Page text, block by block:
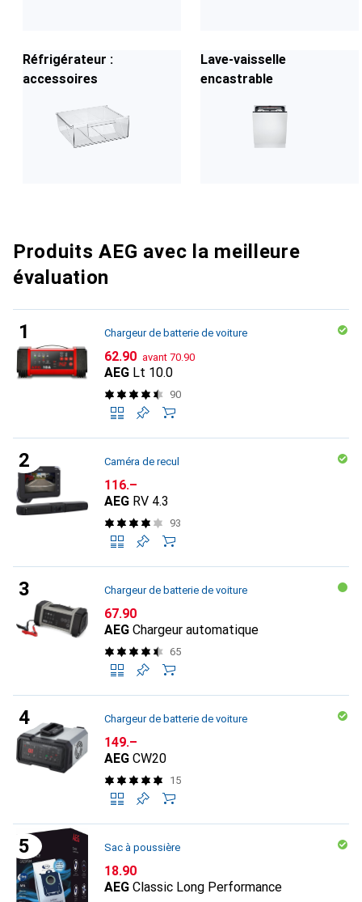
Réfrigérateur :
accessoires
Lave-vaisselle
encastrable
Produits AEG avec la meilleure
évaluation
Chargeur de batterie de voiture
CHF
62.90 avant CHF
70.90
AEG Lt 10.0
90
Caméra de recul
CHF
116.–
AEG RV 4.3
93
Chargeur de batterie de voiture
CHF
67.90
AEG Chargeur automatique
65
Chargeur de batterie de voiture
CHF
149.–
AEG CW20
15
Sac à poussière
CHF
18.90
AEG Classic Long Performance